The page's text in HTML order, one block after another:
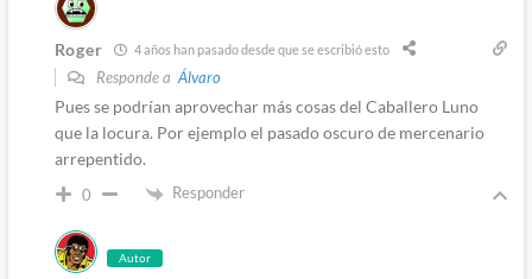
Roger 4 años han pasado desde que se escribió esto
Responde aÁlvaro
Pues se podrían aprovechar más cosas del Caballero Luno
que la locura. Por ejemplo el pasado oscuro de mercenario
arrepentido.
0 Responder
Autor